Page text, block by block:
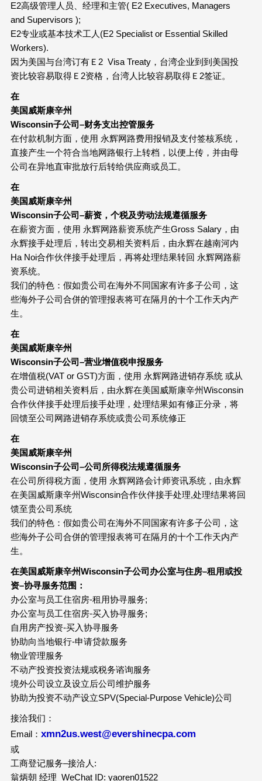
E2高级管理人员、经理和主管( E2 Executives, Managers
and Supervisors );
E2专业或基本技术工人(E2 Specialist or Essential Skilled
Workers).
因为美国与台湾订有Ｅ2 Visa Treaty，台湾企业到到美国投
资比较容易取得Ｅ2资格，台湾人比较容易取得Ｅ2签证。
在
美国威斯康辛州
Wisconsin子公司–财务支出控管服务
在付款机制方面，使用 永辉网路费用报销及支付签核系统，
直接产生一个符合当地网路银行上转档，以便上传，并由母
公司在异地直审批放行后转给供应商或员工。
在
美国威斯康辛州
Wisconsin子公司–薪资，个税及劳动法规遵循服务
在薪资方面，使用 永辉网路薪资系统产生Gross Salary，由
永辉接手处理后，转出交易相关资料后，由永辉在越南河内
Ha Noi合作伙伴接手处理后，再将处理结果转回 永辉网路薪
资系统。
我们的特色：假如贵公司在海外不同国家有许多子公司，这
些海外子公司合併的管理报表将可在隔月的十个工作天内产
生。
在
美国威斯康辛州
Wisconsin子公司–营业增值税申报服务
在增值税(VAT or GST)方面，使用 永辉网路进销存系统 或从
贵公司进销相关资料后，由永辉在美国威斯康辛州Wisconsin
合作伙伴接手处理后接手处理，处理结果如有修正分录，将
回馈至公司网路进销存系统或贵公司系统修正
在
美国威斯康辛州
Wisconsin子公司–公司所得税法规遵循服务
在公司所得税方面，使用 永辉网路会计师资讯系统，由永辉
在美国威斯康辛州Wisconsin合作伙伴接手处理,处理结果将回
馈至贵公司系统
我们的特色：假如贵公司在海外不同国家有许多子公司，这
些海外子公司合併的管理报表将可在隔月的十个工作天内产
生。
在美国威斯康辛州Wisconsin子公司办公室与住房–租用或投
资–协寻服务范围：
办公室与员工住宿房-租用协寻服务;
办公室与员工住宿房-买入协寻服务;
自用房产投资-买入协寻服务
协助向当地银行-申请贷款服务
物业管理服务
不动产投资投资法规或税务谘询服务
境外公司设立及设立后公司维护服务
协助为投资不动产设立SPV(Special-Purpose Vehicle)公司
接洽我们：
Email： xmn2us.west@evershinecpa.com
或
工商登记服务–接洽人:
翁炳朝 经理 WeChat ID: yaoren01522